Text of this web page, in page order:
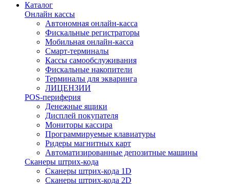
Каталог
Онлайн кассы
Автономная онлайн-касса
Фискальные регистраторы
Мобильная онлайн-касса
Смарт-терминалы
Кассы самообслуживания
Фискальные накопители
Терминалы для экваринга
ЛИЦЕНЗИИ
POS-периферия
Денежные ящики
Дисплей покупателя
Мониторы кассира
Программируемые клавиатуры
Ридеры магнитных карт
Автоматизированные депозитные машины
Сканеры штрих-кода
Сканеры штрих-кода 1D
Сканеры штрих-кода 2D